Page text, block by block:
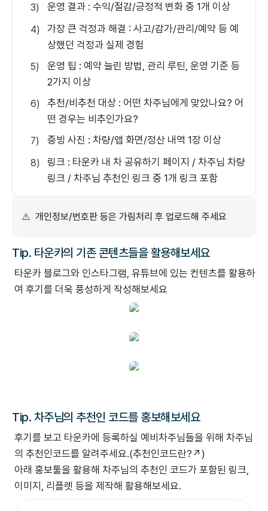
3) 운영 결과 : 수익/절감/긍정적 변화 중 1개 이상
4)
가장 큰 걱정과 해결 : 사고/감가/관리/예약 등 예
상했던 걱정과 실제 경험
5)
운영 팁 : 예약 늘린 방법, 관리 루틴, 운영 기준 등
2가지 이상
6)
추천/비추천 대상 : 어떤 차주님에게 맞았나요? 어
떤 경우는 비추인가요?
7) 증빙 사진 : 차량/앱 화면/정산 내역 1장 이상
8)
링크 : 타운카 내 차 공유하기 페이지 / 차주님 차량
링크 / 차주님 추천인 링크 중 1개 링크 포함
⚠️ 개인정보/번호판 등은 가림처리 후 업로드해 주세요
Tip. 타운카의 기존 콘텐츠들을 활용해보세요
타운카 블로그와 인스타그램, 유튜브에 있는 컨텐츠를 활용하
여 후기를 더욱 풍성하게 작성해보세요
Tip. 차주님의 추천인 코드를 홍보해보세요
후기를 보고 타운카에 등록하실 예비차주님들을 위해 차주님
의 추천인코드를 알려주세요.(추천인코드란?↗︎ )
아래 홍보툴을 활용해 차주님의 추천인 코드가 포함된 링크,
이미지, 리플렛 등을 제작해 활용해보세요.